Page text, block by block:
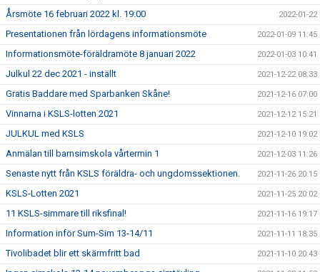
Årsmöte 16 februari 2022 kl. 19:00 2022-01-22
Presentationen från lördagens informationsmöte 2022-01-09 11:45
Informationsmöte-föräldramöte 8 januari 2022 2022-01-03 10:41
Julkul 22 dec 2021 - inställt 2021-12-22 08:33
Gratis Baddare med Sparbanken Skåne! 2021-12-16 07:00
Vinnarna i KSLS-lotten 2021 2021-12-12 15:21
JULKUL med KSLS 2021-12-10 19:02
Anmälan till barnsimskola vårtermin 1 2021-12-03 11:26
Senaste nytt från KSLS föräldra- och ungdomssektionen. 2021-11-26 20:15
KSLS-Lotten 2021 2021-11-25 20:02
11 KSLS-simmare till riksfinal! 2021-11-16 19:17
Information inför Sum-Sim 13-14/11 2021-11-11 18:35
Tivolibadet blir ett skärmfritt bad 2021-11-10 20:43